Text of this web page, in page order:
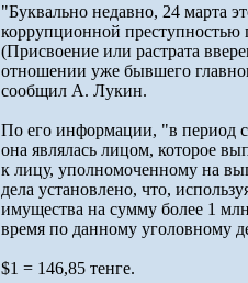
"Буквально недавно, 24 марта
коррупционной преступностью
(Присвоение или растрата
отношении уже бывшего
сообщил А. Лукин.
По его информации, "в период с
она являлась лицом, которое
к лицу, уполномоченному на
дела установлено, что,
имущества на сумму более 1
время по данному уголовному
$1 = 146,85 тенге.